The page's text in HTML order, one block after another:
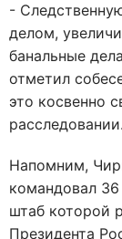
-
делом,
банальные
отметил
это косвенно
расследовании.
Напомним,
командовал
штаб которой
Президента